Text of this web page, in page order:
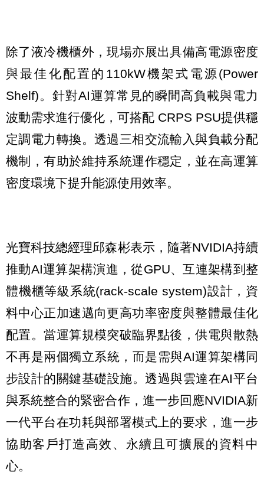
除了液冷機櫃外，現場亦展出具備高電源密度
與最佳化配置的110kW機架式電源(Power
Shelf)。針對AI運算常見的瞬間高負載與電力
波動需求進行優化，可搭配 CRPS PSU提供穩
定調電力轉換。透過三相交流輸入與負載分配
機制，有助於維持系統運作穩定，並在高運算
密度環境下提升能源使用效率。
光寶科技總經理邱森彬表示，隨著NVIDIA持續
推動AI運算架構演進，從GPU、互連架構到整
體機櫃等級系統(rack-scale system)設計，資
料中心正加速邁向更高功率密度與整體最佳化
配置。當運算規模突破臨界點後，供電與散熱
不再是兩個獨立系統，而是需與AI運算架構同
步設計的關鍵基礎設施。透過與雲達在AI平台
與系統整合的緊密合作，進一步回應NVIDIA新
一代平台在功耗與部署模式上的要求，進一步
協助客戶打造高效、永續且可擴展的資料中
心。